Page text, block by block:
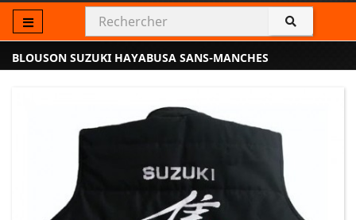
BLOUSON SUZUKI HAYABUSA SANS-MANCHES